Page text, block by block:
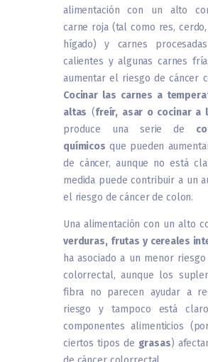
alimentación con un alto
carne roja (tal como res,
hígado) y carnes
calientes y algunas carnes
aumentar el riesgo de cáncer
Cocinar las carnes a
altas (freír, asar o cocinar a
produce una serie de
químicos que pueden
de cáncer, aunque no está
medida puede contribuir a un
el riesgo de cáncer de colon.
Una alimentación con un alto
verduras, frutas y cereales
ha asociado a un menor
colorrectal, aunque los
fibra no parecen ayudar a
riesgo y tampoco está
componentes alimenticios
ciertos tipos de grasas)